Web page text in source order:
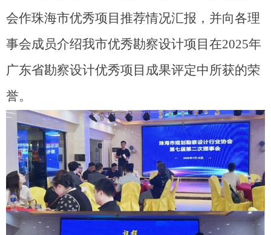
会作珠海市优秀项目推荐情况汇报，并向各理
事会成员介绍我市优秀勘察设计项目在2025年
广东省勘察设计优秀项目成果评定中所获的荣
誉。